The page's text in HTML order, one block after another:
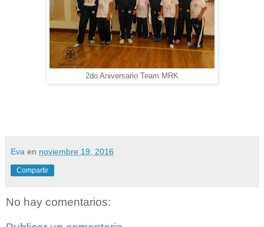
2do Aniversario Team MRK
Eva en noviembre 19, 2016
Compartir
No hay comentarios: